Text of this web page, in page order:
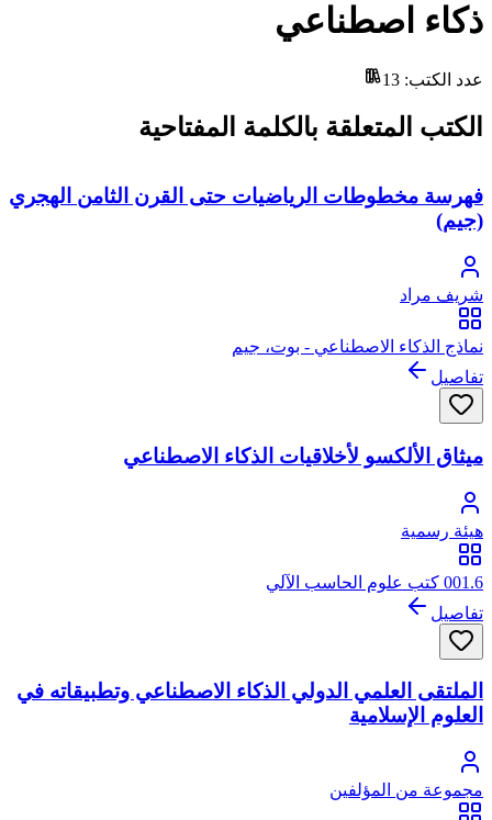
ذكاء اصطناعي
عدد الكتب:
13
الكتب المتعلقة بالكلمة المفتاحية
فهرسة مخطوطات الرياضيات حتى القرن الثامن الهجري
(جيم)
شريف مراد
نماذج الذكاء الاصطناعي - بوت، جيم
تفاصيل
ميثاق الألكسو لأخلاقيات الذكاء الاصطناعي
هيئة رسمية
001.6 كتب علوم الحاسب الآلي
تفاصيل
الملتقى العلمي الدولي الذكاء الاصطناعي وتطبيقاته في
العلوم الإسلامية
مجموعة من المؤلفين